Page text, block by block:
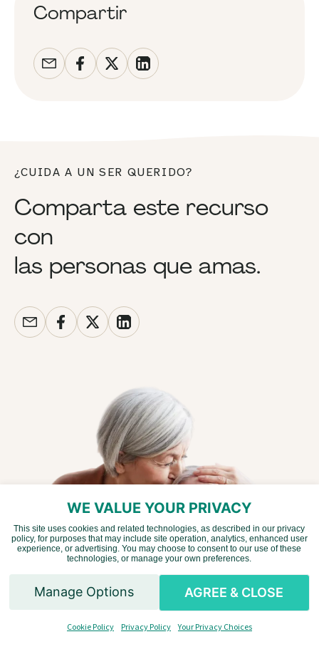
Compartir
¿CUIDA A UN SER QUERIDO?
Comparta este recurso
con
las personas que amas.
WE VALUE YOUR PRIVACY
This site uses cookies and related technologies, as described in our privacy
policy, for purposes that may include site operation, analytics, enhanced user
experience, or advertising. You may choose to consent to our use of these
technologies, or manage your own preferences.
Manage Options AGREE & CLOSE
Cookie Policy Privacy Policy Your Privacy Choices
Spanish
English
Chinese
Vietnamese